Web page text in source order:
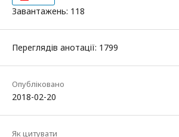
Завантажень: 118
Переглядів анотації: 1799
Опубліковано
2018-02-20
Як цитувати